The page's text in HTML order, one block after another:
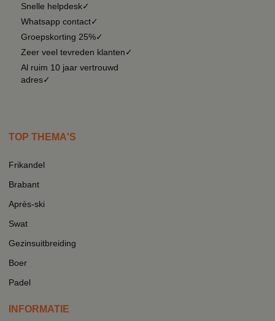
Snelle helpdesk✓
Whatsapp contact✓
Groepskorting 25%✓
Zeer veel tevreden klanten✓
Al ruim 10 jaar vertrouwd
adres✓
TOP THEMA'S
Frikandel
Brabant
Après-ski
Swat
Gezinsuitbreiding
Boer
Padel
INFORMATIE